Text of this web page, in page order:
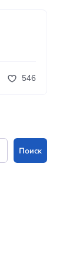
546
Поиск